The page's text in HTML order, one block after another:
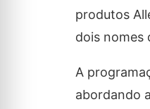
produtos
dois nomes
A
abordando